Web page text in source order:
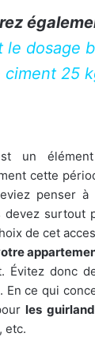
le dosage
ciment 25
un
cette
penser à
devez surtout
de cet
Évitez donc
ce qui
les
etc.